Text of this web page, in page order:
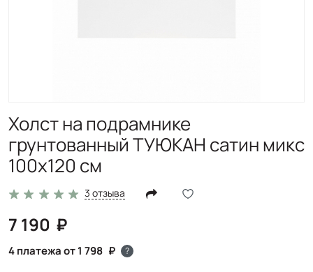
Холст на подрамнике
грунтованный ТУЮКАН сатин микс
100х120 см
3 отзыва
7 190
4 платежа от 1 798 ?